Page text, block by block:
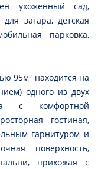
ухоженный сад,
загара, детская
парковка,
95м² находится на
одного из двух
с комфортной
гостиная,
гарнитуром и
поверхность,
прихожая с